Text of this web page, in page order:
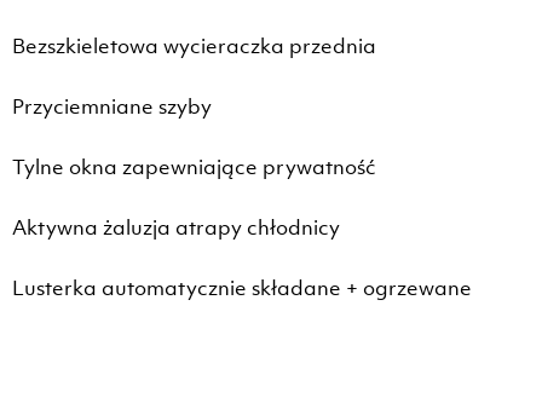
Bezszkieletowa wycieraczka przednia
Przyciemniane szyby
Tylne okna zapewniające prywatność
Aktywna żaluzja atrapy chłodnicy
Lusterka automatycznie składane + ogrzewane